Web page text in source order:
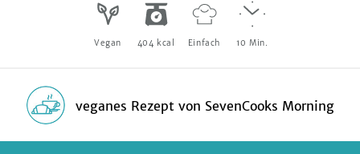
Vegan 404 kcal Einfach 10 Min.
veganes Rezept von SevenCooks Morning